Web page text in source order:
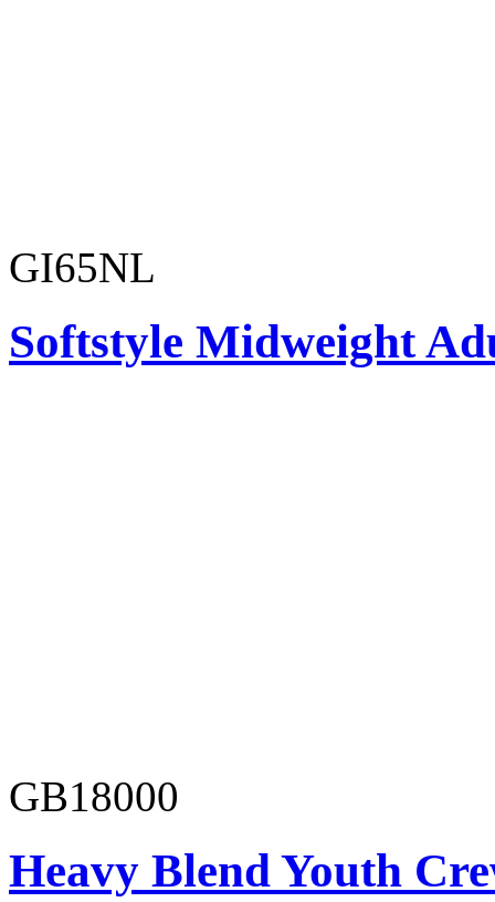
GI65NL
Softstyle Midweight
GB18000
Heavy Blend Youth